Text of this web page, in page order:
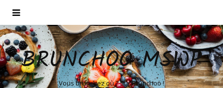
BRUNCHOO MSWP
Vous brunchez où ? Sur Brunchoo !